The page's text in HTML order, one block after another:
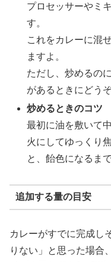
プロセッサーやミ
す。
これをカレーに混
ますよ。
ただし、炒めるの
があるときにどうぞ
炒めるときのコツ
最初に油を敷いて
火にしてゆっくり
と、飴色になるま
追加する量の目安
カレーがすでに完成し
りない」と思った場合